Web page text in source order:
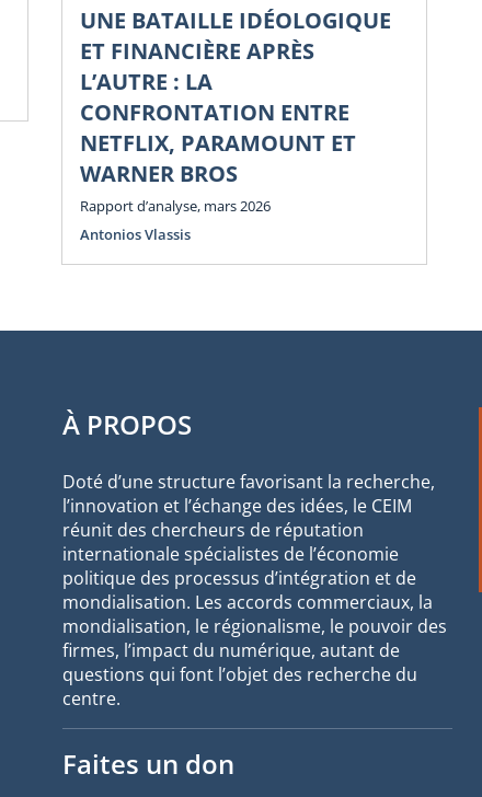
UNE BATAILLE IDÉOLOGIQUE
ET FINANCIÈRE APRÈS
L’AUTRE : LA
CONFRONTATION ENTRE
NETFLIX, PARAMOUNT ET
WARNER BROS
Rapport d’analyse, mars 2026
Antonios Vlassis
À PROPOS
Doté d’une structure favorisant la recherche,
l’innovation et l’échange des idées, le CEIM
réunit des chercheurs de réputation
internationale spécialistes de l’économie
politique des processus d’intégration et de
mondialisation. Les accords commerciaux, la
mondialisation, le régionalisme, le pouvoir des
firmes, l’impact du numérique, autant de
questions qui font l’objet des recherche du
centre.
Faites un don